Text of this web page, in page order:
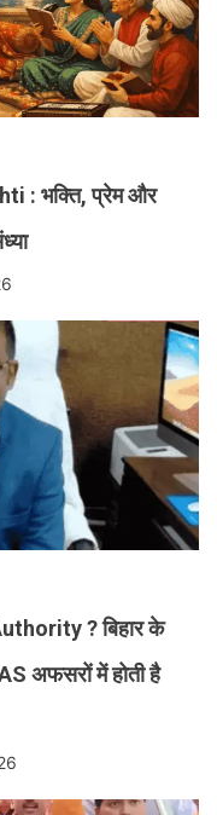
: भक्ति, प्रेम और
? बिहार के
अफसरों में होती है